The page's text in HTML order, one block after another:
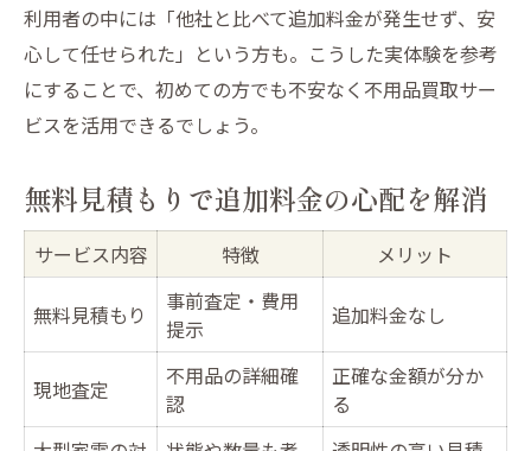
利用者の中には「他社と比べて追加料金が発生せず、安
心して任せられた」という方も。こうした実体験を参考
にすることで、初めての方でも不安なく不用品買取サー
ビスを活用できるでしょう。
無料見積もりで追加料金の心配を解消
サービス内容 特徴 メリット
無料見積もり
事前査定・費用
提示
追加料金なし
現地査定
不用品の詳細確
認
正確な金額が分か
る